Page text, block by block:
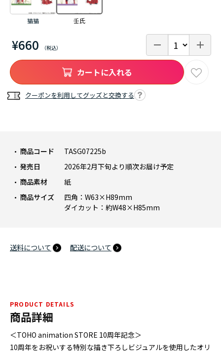
¥660
商品コード
TASG07225b
発売日
2026年2月下旬より順次お届け予定
商品素材
紙
商品サイズ
四角：W63×H89mm
ダイカット：約W48×H85mm
送料について 配送について
猫猫 壬氏
カートに入れる
クーポンを利用してグッズと交換する
説
PRODUCT DETAILS
商品詳細
＜TOHO animation STORE 10周年記念＞
10周年をお祝いする特別な描き下ろしビジュアルを使用したオリ